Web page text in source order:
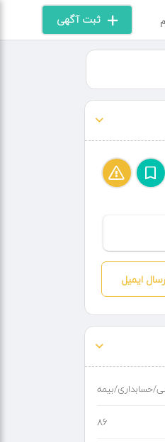
ثبت آگهی
ایمیل
حسابداری/بیمه
86